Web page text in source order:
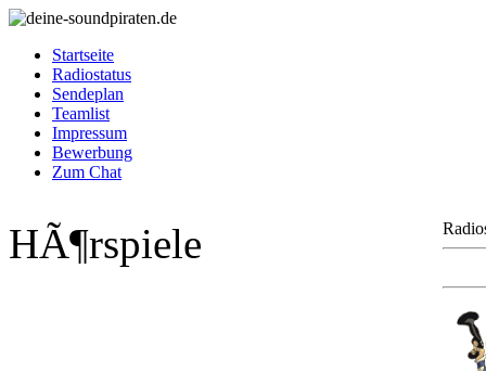
Startseite
Radiostatus
Sendeplan
Teamlist
Impressum
Bewerbung
Zum Chat
HÃ¶rspiele